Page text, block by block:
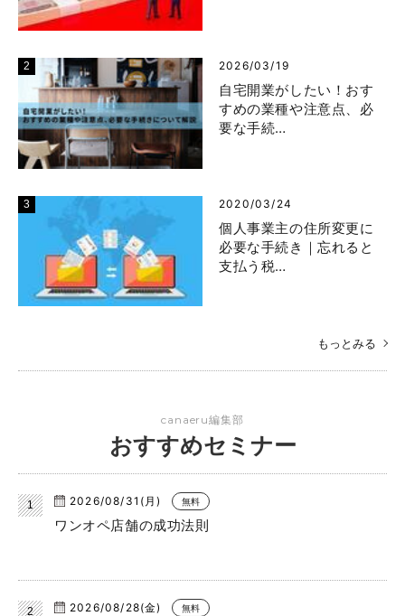
2026/03/19
自宅開業がしたい！おす
すめの業種や注意点、必
要な手続…
2020/03/24
個人事業主の住所変更に
必要な手続き｜忘れると
支払う税…
もっとみる
canaeru編集部
おすすめセミナー
2026/08/31(月) 無料
ワンオペ店舗の成功法則
2026/08/28(金) 無料